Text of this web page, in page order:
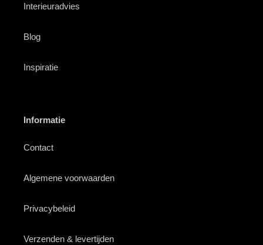
Interieuradvies
Blog
Inspiratie
Informatie
Contact
Algemene voorwaarden
Privacybeleid
Verzenden & levertijden